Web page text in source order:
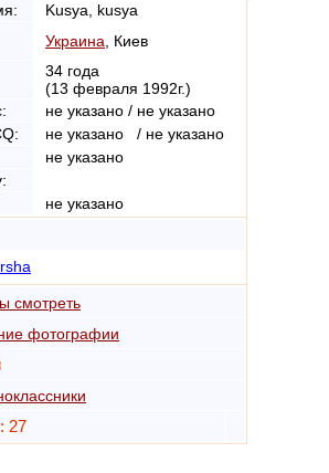
Kusya, kusya
Украина , Киев
34 года
(13 февраля 1992г.)
не указано / не указано
не указано / не указано
не указано
не указано
смотреть
фотографии
27